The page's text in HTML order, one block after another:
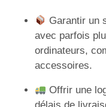
Garantir un
avec parfois
ordinateurs,
accessoires.
Offrir une